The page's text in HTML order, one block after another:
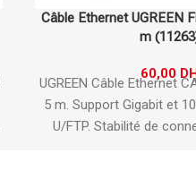
Câble DisplayPort
1.2
120,00
Câble DisplayPort
Longueur :